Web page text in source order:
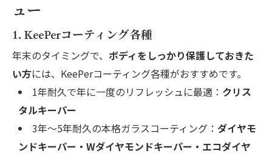
ュー
1. KeePerコーティング各種
年末のタイミングで、 ボディをしっかり保護しておきた
い方には、KeePerコーティング各種がおすすめです。
1年耐久で年に一度のリフレッシュに最適： クリス
タルキーパー
3年〜5年耐久の本格ガラスコーティング： ダイヤモ
ンドキーパー・Wダイヤモンドキーパー・エコダイヤ